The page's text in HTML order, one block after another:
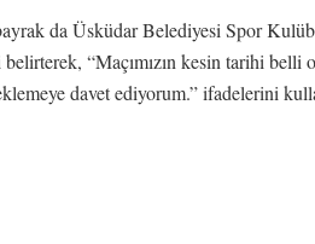
da Üsküdar Belediyesi Spor
“Maçımızın kesin tarihi belli
davet ediyorum.” ifadelerini